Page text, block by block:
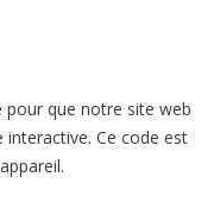
pour que notre site web
Ce code est